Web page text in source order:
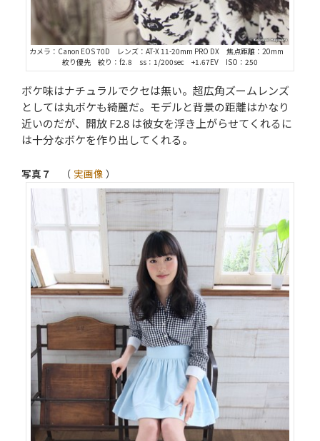
カメラ：Canon EOS 70D レンズ：AT-X 11-20mm PRO DX 焦点距離：20mm
絞り優先 絞り：f2.8 ss：1/200sec +1.67EV ISO：250
ボケ味はナチュラルでクセは無い。超広角ズームレンズ
としては丸ボケも綺麗だ。モデルと背景の距離はかなり
近いのだが、開放 F2.8 は彼女を浮き上がらせてくれるに
は十分なボケを作り出してくれる。
写真７ （ 実画像 ）